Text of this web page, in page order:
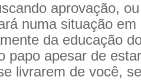
aprovação,
numa situação em
da educação
papo apesar de
livrarem de você,